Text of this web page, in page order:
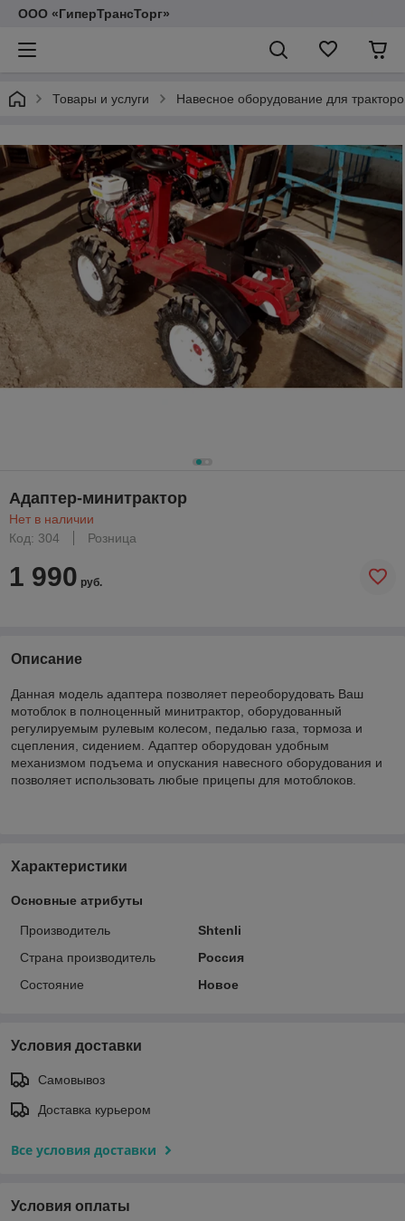
ООО «ГиперТрансТорг»
Товары и услуги Навесное оборудование для
Адаптер-минитрактор
Нет в наличии
Код: 304
Розница
1 990 руб.
Описание
Данная модель адаптера позволяет переоборудовать Ваш
мотоблок в полноценный минитрактор, оборудованный
регулируемым рулевым колесом, педалью газа, тормоза и
сцепления, сидением. Адаптер оборудован удобным
механизмом подъема и опускания навесного оборудования и
позволяет использовать любые прицепы для мотоблоков.
Характеристики
Основные атрибуты
Производитель
Shtenli
Страна производитель
Россия
Состояние
Новое
Условия доставки
Самовывоз
Доставка курьером
Все условия доставки
Условия оплаты